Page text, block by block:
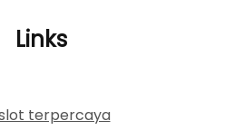
Links
terpercaya